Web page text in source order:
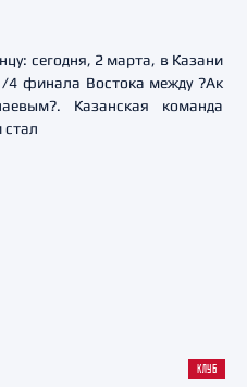
сегодня, 2 марта, в Казани
4 финала Востока между ?Ак
Казанская команда
стал
КЛУБ